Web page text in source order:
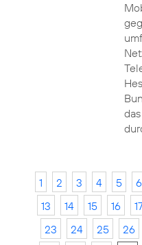
1 2 3 4 5 6
13
14 15 16
23
24 25 26